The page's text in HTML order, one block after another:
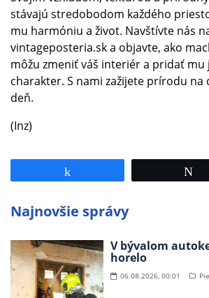
stávajú stredobodom každého
mu harmóniu a život. Navštívte nás
vintageposteria.sk a objavte, ako
môžu zmeniť váš interiér a pridať mu
charakter. S nami zažijete prírodu na
deň.
(Inz)
Najnovšie správy
V bývalom
horelo
06.08.2026, 00:01